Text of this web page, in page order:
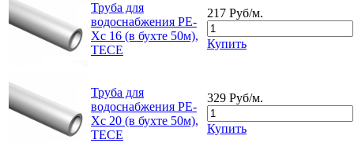
Труба для
водоснабжения РЕ-
Хс 16 (в бухте 50м),
TECE
217 Руб/м.
Купить
Труба для
водоснабжения РЕ-
Хс 20 (в бухте 50м),
TECE
329 Руб/м.
Купить